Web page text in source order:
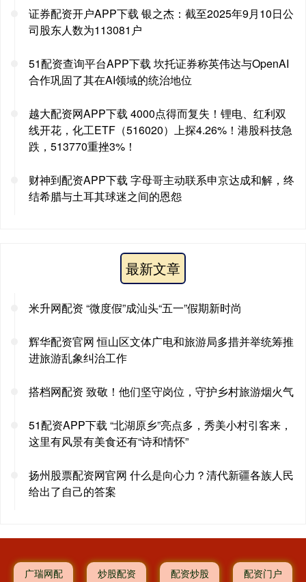
证券配资开户APP下载 银之杰：截至2025年9月10日公
司股东人数为113081户
51配资查询平台APP下载 坎托证券称英伟达与OpenAI
合作巩固了其在AI领域的统治地位
越大配资网APP下载 4000点得而复失！锂电、红利双
线开花，化工ETF（516020）上探4.26%！港股科技急
跌，513770重挫3%！
财神到配资APP下载 字母哥主动联系申京达成和解，终
结希腊与土耳其球迷之间的恩怨
最新文章
米升网配资 “微度假”成汕头“五一”假期新时尚
辉华配资官网 恒山区文体广电和旅游局多措并举统筹推
进旅游乱象纠治工作
搭档网配资 致敬！他们坚守岗位，守护乡村旅游烟火气
51配资APP下载 “北湖原乡”亮点多，秀美小村引客来，
这里有风景有美食还有“诗和情怀”
扬州股票配资网官网 什么是向心力？清代新疆各族人民
给出了自己的答案
广瑞网配
炒股配资
配资炒股
配资门户